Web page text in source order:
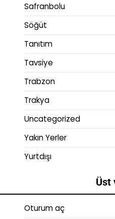
Safranbolu
Söğüt
Tanıtım
Tavsiye
Trabzon
Trakya
Uncategorized
Yakın Yerler
Yurtdışı
Üst
Oturum aç